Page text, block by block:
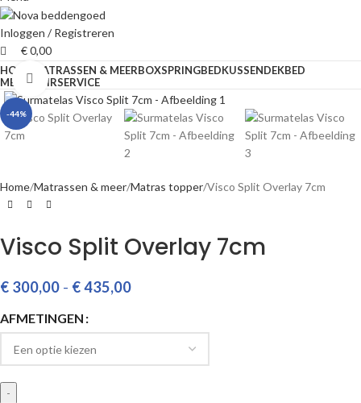
Inloggen / Registreren
€0,00
HOME MATRASSEN & MEERBOXSPRINGBEDKUSSENDEKBED
MEUBILAIRSERVICE
-44%
Klik om te vergroten
Home Matrassen & meer Matras topper Visco Split Overlay 7cm
Visco Split Overlay 7cm
€ 300,00 - €435,00
AFMETINGEN